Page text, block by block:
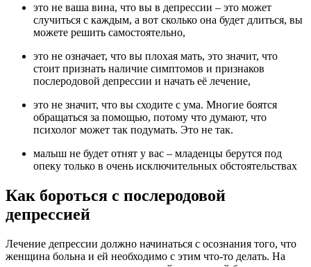
это не ваша вина, что вы в депрессии – это может
случиться с каждым, а вот сколько она будет длиться, вы
можете решить самостоятельно,
это не означает, что вы плохая мать, это значит, что
стоит признать наличие симптомов и признаков
послеродовой депрессии и начать её лечение,
это не значит, что вы сходите с ума. Многие боятся
обращаться за помощью, потому что думают, что
психолог может так подумать. Это не так.
малыш не будет отнят у вас – младенцы берутся под
опеку только в очень исключительных обстоятельствах
Как бороться с послеродовой
депрессией
Лечение депрессии должно начинаться с осознания того, что
женщина больна и ей необходимо с этим что-то делать. На